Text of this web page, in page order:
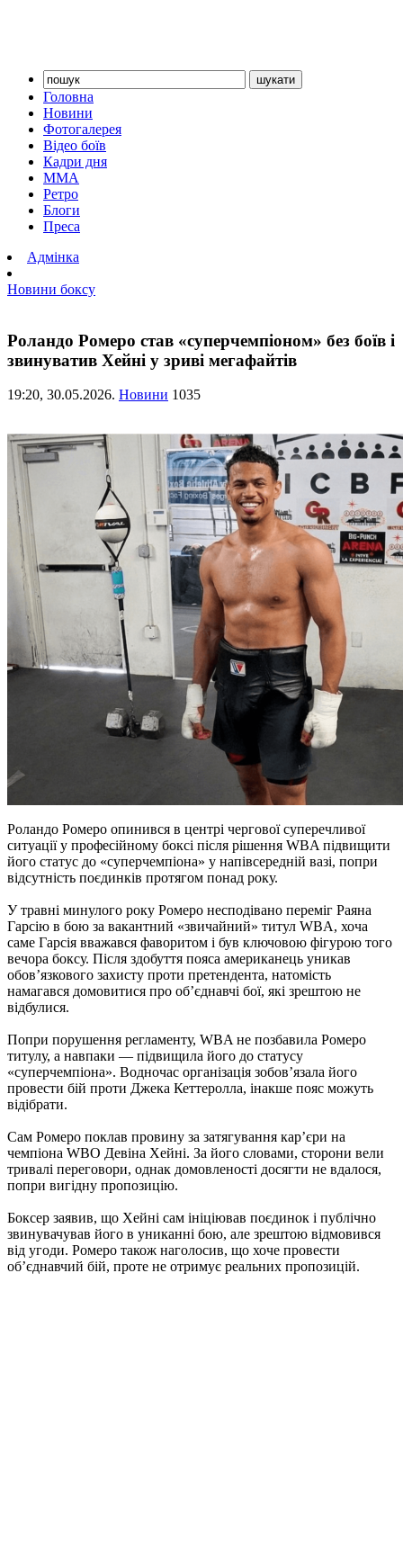
Головна
Новини
Фотогалерея
Відео боїв
Кадри дня
ММА
Ретро
Блоги
Преса
Адмінка
Новини боксу
Роландо Ромеро став «суперчемпіоном» без боїв і
звинуватив Хейні у зриві мегафайтів
19:20, 30.05.2026. Новини 1035
Роландо Ромеро опинився в центрі чергової суперечливої
ситуації у професійному боксі після рішення WBA підвищити
його статус до «суперчемпіона» у напівсередній вазі, попри
відсутність поєдинків протягом понад року.
У травні минулого року Ромеро несподівано переміг Раяна
Гарсію в бою за вакантний «звичайний» титул WBA, хоча
саме Гарсія вважався фаворитом і був ключовою фігурою того
вечора боксу. Після здобуття пояса американець уникав
обов’язкового захисту проти претендента, натомість
намагався домовитися про об’єднавчі бої, які зрештою не
відбулися.
Попри порушення регламенту, WBA не позбавила Ромеро
титулу, а навпаки — підвищила його до статусу
«суперчемпіона». Водночас організація зобов’язала його
провести бій проти Джека Кеттеролла, інакше пояс можуть
відібрати.
Сам Ромеро поклав провину за затягування кар’єри на
чемпіона WBO Девіна Хейні. За його словами, сторони вели
тривалі переговори, однак домовленості досягти не вдалося,
попри вигідну пропозицію.
Боксер заявив, що Хейні сам ініціював поєдинок і публічно
звинувачував його в униканні бою, але зрештою відмовився
від угоди. Ромеро також наголосив, що хоче провести
об’єднавчий бій, проте не отримує реальних пропозицій.